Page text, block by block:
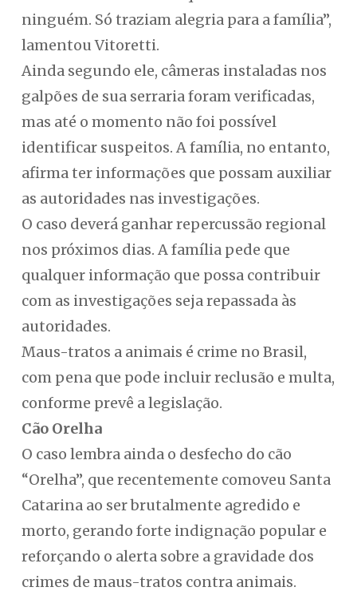
ninguém. Só traziam alegria para a família”,
lamentou Vitoretti.
Ainda segundo ele, câmeras instaladas nos
galpões de sua serraria foram verificadas,
mas até o momento não foi possível
identificar suspeitos. A família, no entanto,
afirma ter informações que possam auxiliar
as autoridades nas investigações.
O caso deverá ganhar repercussão regional
nos próximos dias. A família pede que
qualquer informação que possa contribuir
com as investigações seja repassada às
autoridades.
Maus-tratos a animais é crime no Brasil,
com pena que pode incluir reclusão e multa,
conforme prevê a legislação.
Cão Orelha
O caso lembra ainda o desfecho do cão
“Orelha”, que recentemente comoveu Santa
Catarina ao ser brutalmente agredido e
morto, gerando forte indignação popular e
reforçando o alerta sobre a gravidade dos
crimes de maus-tratos contra animais.